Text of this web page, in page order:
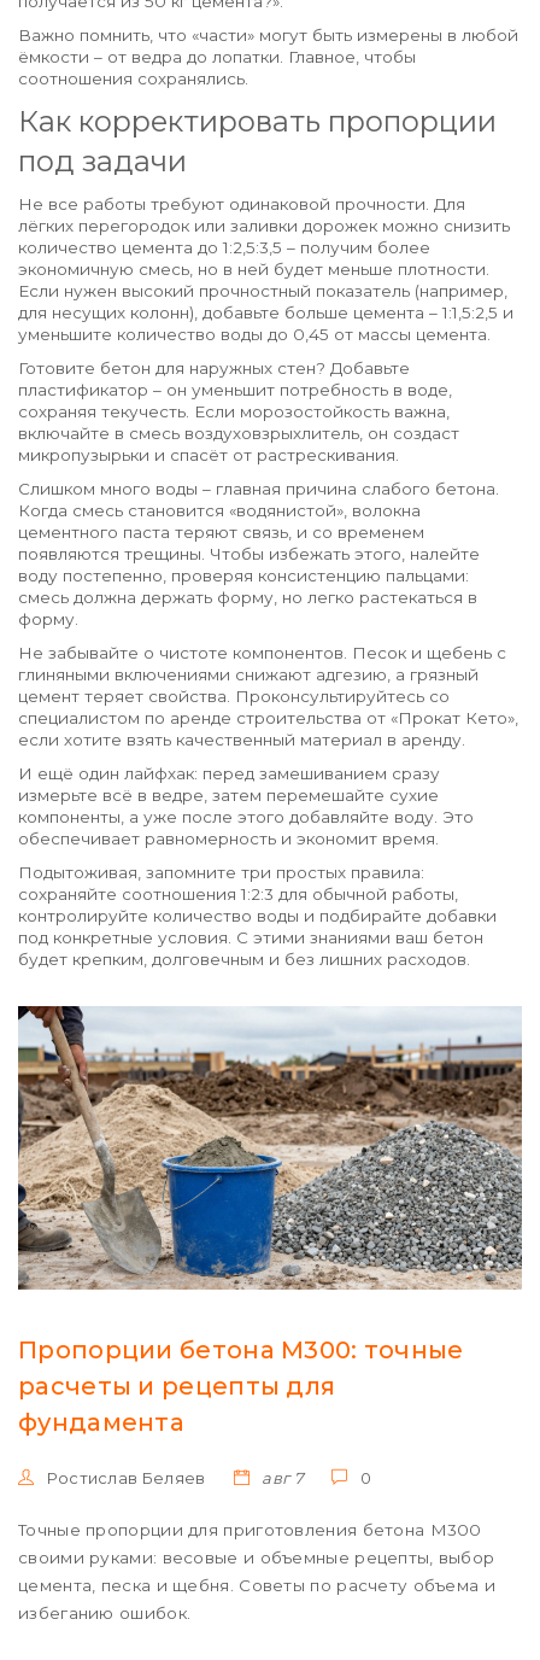
Важно помнить, что «части» могут быть измерены в любой
ёмкости – от ведра до лопатки. Главное, чтобы
соотношения сохранялись.
Как корректировать пропорции
под задачи
Не все работы требуют одинаковой прочности. Для
лёгких перегородок или заливки дорожек можно снизить
количество цемента до 1:2,5:3,5 – получим более
экономичную смесь, но в ней будет меньше плотности.
Если нужен высокий прочностный показатель (например,
для несущих колонн), добавьте больше цемента – 1:1,5:2,5 и
уменьшите количество воды до 0,45 от массы цемента.
Готовите бетон для наружных стен? Добавьте
пластификатор – он уменьшит потребность в воде,
сохраняя текучесть. Если морозостойкость важна,
включайте в смесь воздуховзрыхлитель, он создаст
микропузырьки и спасёт от растрескивания.
Слишком много воды – главная причина слабого бетона.
Когда смесь становится «водянистой», волокна
цементного паста теряют связь, и со временем
появляются трещины. Чтобы избежать этого, налейте
воду постепенно, проверяя консистенцию пальцами:
смесь должна держать форму, но легко растекаться в
форму.
Не забывайте о чистоте компонентов. Песок и щебень с
глиняными включениями снижают адгезию, а грязный
цемент теряет свойства. Проконсультируйтесь со
специалистом по аренде строительства от «Прокат Кето»,
если хотите взять качественный материал в аренду.
И ещё один лайфхак: перед замешиванием сразу
измерьте всё в ведре, затем перемешайте сухие
компоненты, а уже после этого добавляйте воду. Это
обеспечивает равномерность и экономит время.
Подытоживая, запомните три простых правила:
сохраняйте соотношения 1:2:3 для обычной работы,
контролируйте количество воды и подбирайте добавки
под конкретные условия. С этими знаниями ваш бетон
будет крепким, долговечным и без лишних расходов.
Пропорции бетона М300: точные
расчеты и рецепты для
фундамента
Ростислав Беляев авг 7 0
Точные пропорции для приготовления бетона М300
своими руками: весовые и объемные рецепты, выбор
цемента, песка и щебня. Советы по расчету объема и
избеганию ошибок.